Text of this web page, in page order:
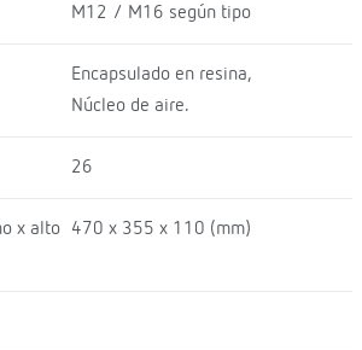
M12 / M16 según tipo
Encapsulado en resina,
Núcleo de aire.
26
x alto
470 x 355 x 110 (mm)